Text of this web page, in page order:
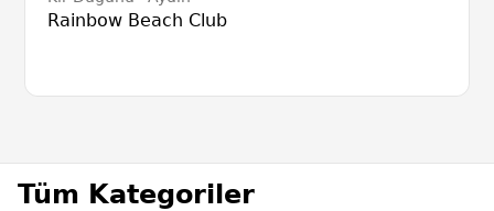
Rainbow Beach Club
Tüm Kategoriler